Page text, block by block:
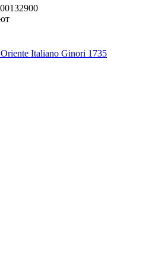
Italiano Ginori 1735